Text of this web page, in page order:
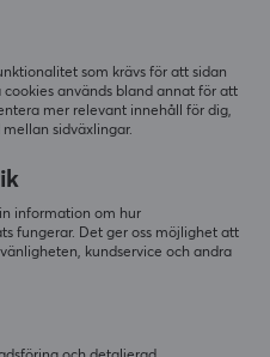
0%
som krävs för att sidan
cookies används bland annat för att
mer relevant innehåll för dig,
sidväxlingar.
information om hur
fungerar. Det ger oss möjlighet att
kundservice och andra